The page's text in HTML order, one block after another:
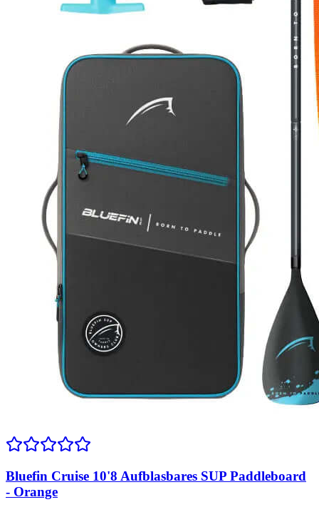
Bluefin Cruise 10'8 Aufblasbares SUP Paddleboard
- Orange